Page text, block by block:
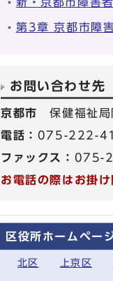
第3章 京都市障
お問い合わせ先
京都市保健福祉
電話： 075-222-
ファックス： 075-
お電話の際はお掛
区役所ホームペー
北区 上京区